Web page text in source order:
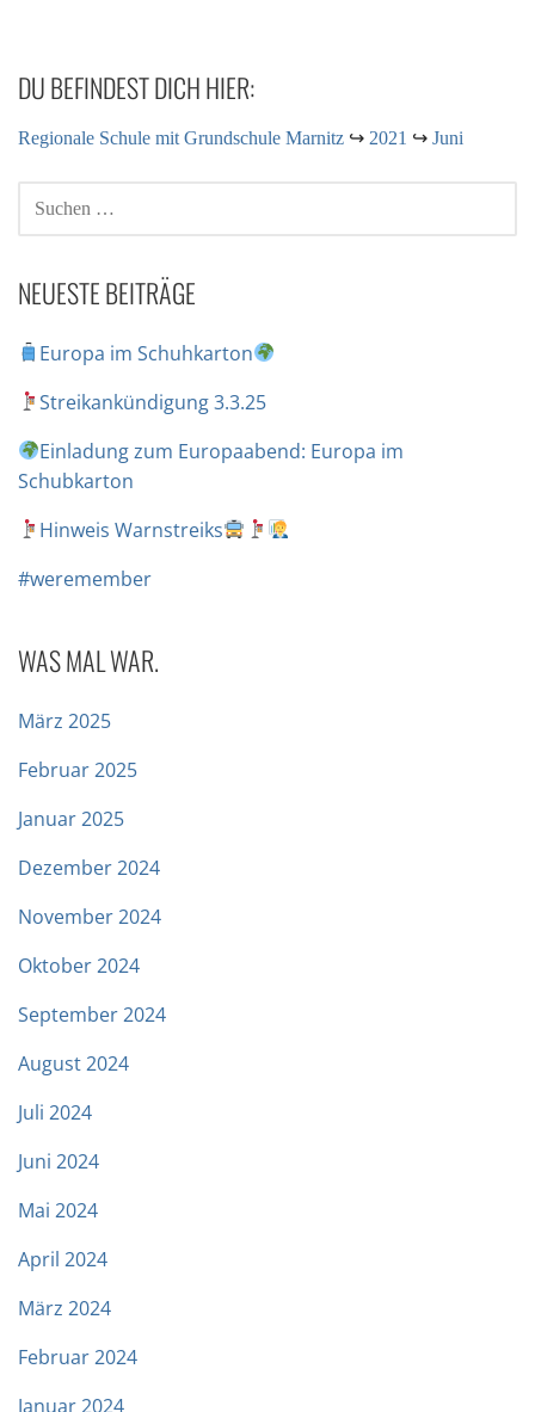
DU BEFINDEST DICH HIER:
Regionale Schule mit Grundschule Marnitz ↪ 2021 ↪ Juni
NEUESTE BEITRÄGE
Europa im Schuhkarton
Streikankündigung 3.3.25
Einladung zum Europaabend: Europa im
Schubkarton
Hinweis Warnstreiks
#weremember
WAS MAL WAR.
März 2025
Februar 2025
Januar 2025
Dezember 2024
November 2024
Oktober 2024
September 2024
August 2024
Juli 2024
Juni 2024
Mai 2024
April 2024
März 2024
Februar 2024
Januar 2024